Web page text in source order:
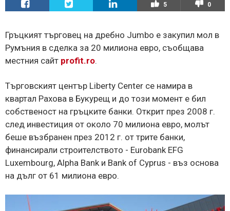
5 0
Гръцкият търговец на дребно Jumbo е закупил мол в
Румъния в сделка за 20 милиона евро, съобщава
местния сайт profit.ro.
Търговският център Liberty Center се намира в
квартал Рахова в Букурещ и до този момент е бил
собственост на гръцките банки. Открит през 2008 г.
след инвестиция от около 70 милиона евро, молът
беше възбранен през 2012 г. от трите банки,
финансирали строителството - Eurobank EFG
Luxembourg, Alpha Bank и Bank of Cyprus - въз основа
на дълг от 61 милиона евро.